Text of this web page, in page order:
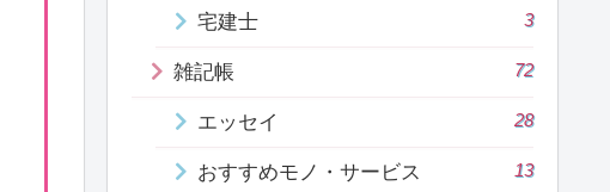
宅建士 3
雑記帳 72
エッセイ 28
おすすめモノ・サービス 13